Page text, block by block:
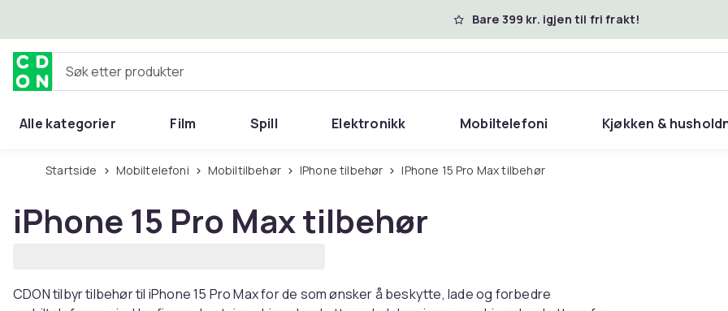
Bare 399 kr. igjen til fri frakt!
Søk etter produkter
Alle kategorier Film Spill Elektronikk Mobiltelefoni Kjøkken &
Startside Mobiltelefoni Mobiltilbehør iPhone tilbehør iPhone 15 Pro Max tilbehør
iPhone 15 Pro Max tilbehør
CDON tilbyr tilbehør til iPhone 15 Pro Max for de som ønsker å beskytte, lade og forbedre